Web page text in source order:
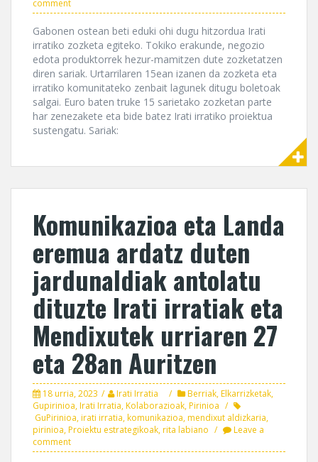
comment
Gabonen ostean beti eduki ohi dugu hitzordua Irati
irratiko zozketa egiteko. Tokiko erakunde, negozio
edota produktorrek hezur-mamitzen dute zozketatzen
diren sariak. Urtarrilaren 15ean izanen da zozketa eta
irratiko komunitateko zenbait lagunek ditugu boletoak
salgai. Euro baten truke 15 sarietako zozketan parte
har zenezakete eta bide batez Irati irratiko proiektua
sustengatu. Sariak:
Komunikazioa eta Landa
eremua ardatz duten
jardunaldiak antolatu
dituzte Irati irratiak eta
Mendixutek urriaren 27
eta 28an Auritzen
18 urria, 2023 Irati Irratia Berriak,Elkarrizketak,
Gupirinioa,Irati Irratia,Kolaborazioak,Pirinioa
GuPirinioa,irati irratia,komunikazioa,mendixut aldizkaria,
pirinioa,Proiektu estrategikoak,rita labiano
Leave a
comment